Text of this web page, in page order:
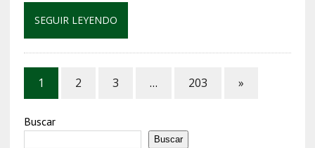
SEGUIR LEYENDO
1 2 3 … 203 »
Buscar
Buscar